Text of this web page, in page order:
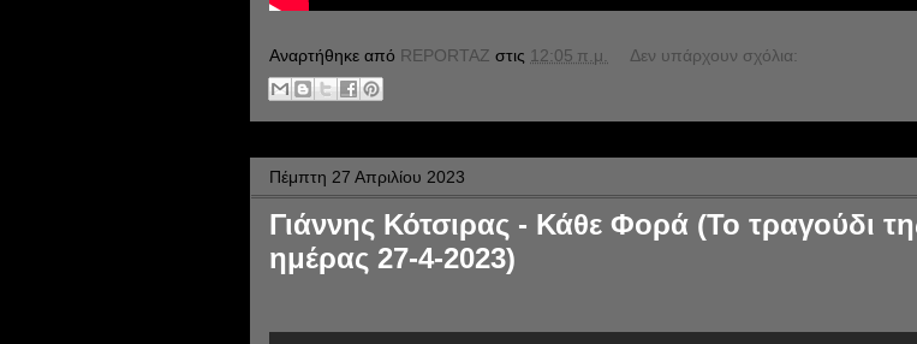
Αναρτήθηκε από REPORTAZ στις 12:05 π.μ. Δεν υπάρχουν σχόλια:
Πέμπτη 27 Απριλίου 2023
Γιάννης Κότσιρας - Κάθε Φορά (Το τραγούδι
ημέρας 27-4-2023)